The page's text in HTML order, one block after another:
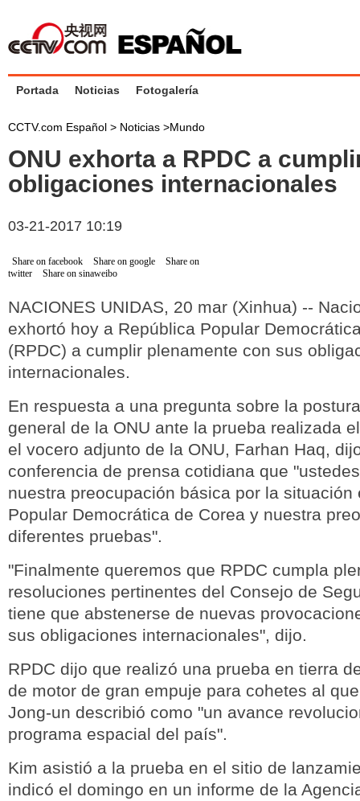
Portada Noticias Fotogalería
CCTV.com Español > Noticias >Mundo
ONU exhorta a RPDC a
obligaciones internacionales
03-21-2017 10:19
Share on facebook Share on google
Share on
twitter
Share on sinaweibo
NACIONES UNIDAS, 20 mar (Xinhua) --
exhortó hoy a República Popular
(RPDC) a cumplir plenamente con sus
internacionales.
En respuesta a una pregunta sobre la
general de la ONU ante la prueba realizada
el vocero adjunto de la ONU, Farhan Haq,
conferencia de prensa cotidiana que
nuestra preocupación básica por la situación
Popular Democrática de Corea y nuestra
diferentes pruebas".
"Finalmente queremos que RPDC cumpla
resoluciones pertinentes del Consejo de
tiene que abstenerse de nuevas
sus obligaciones internacionales", dijo.
RPDC dijo que realizó una prueba en tierra
de motor de gran empuje para cohetes al
Jong-un describió como "un avance
programa espacial del país".
Kim asistió a la prueba en el sitio de
indicó el domingo en un informe de la